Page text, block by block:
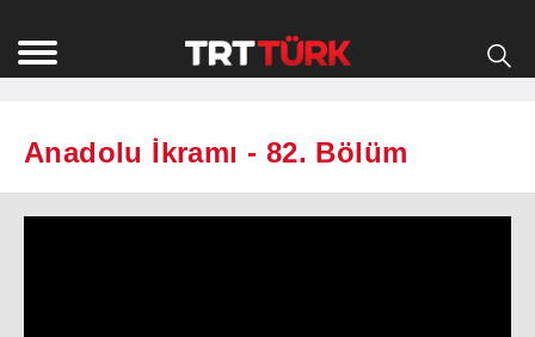
Anadolu İkramı - 82. Bölüm